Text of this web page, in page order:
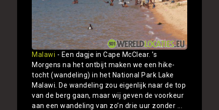
Malawi - Een dagje in Cape McClear. ’s
Morgens na het ontbijt maken we een hike-
tocht (wandeling) in het National Park Lake
Malawi. De wandeling zou eigenlijk naar de top
van de berg gaan, maar wij geven de voorkeur
aan een wandeling van zo’n drie uur zonder ...